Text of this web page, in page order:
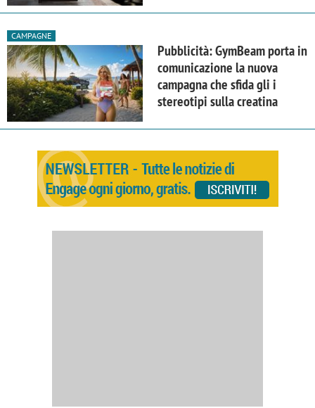
CAMPAGNE
Pubblicità: GymBeam porta in
comunicazione la nuova
campagna che sfida gli i
stereotipi sulla creatina